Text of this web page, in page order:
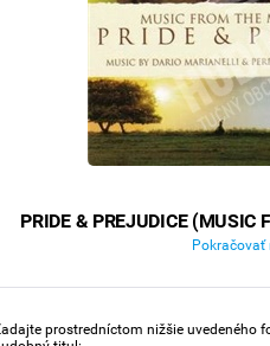
PRIDE & PREJUDICE (MUSIC
Pokračovať
prostredníctom nižšie uvedeného